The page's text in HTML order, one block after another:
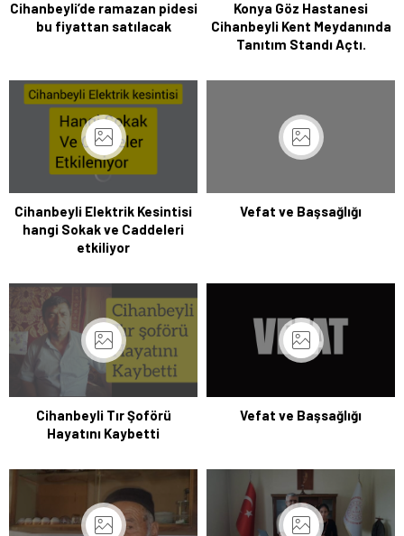
Cihanbeyli’de ramazan pidesi
bu fiyattan satılacak
Konya Göz Hastanesi
Cihanbeyli Kent Meydanında
Tanıtım Standı Açtı.
Cihanbeyli Elektrik Kesintisi
hangi Sokak ve Caddeleri
etkiliyor
Vefat ve Başsağlığı
Cihanbeyli Tır Şoförü
Hayatını Kaybetti
Vefat ve Başsağlığı